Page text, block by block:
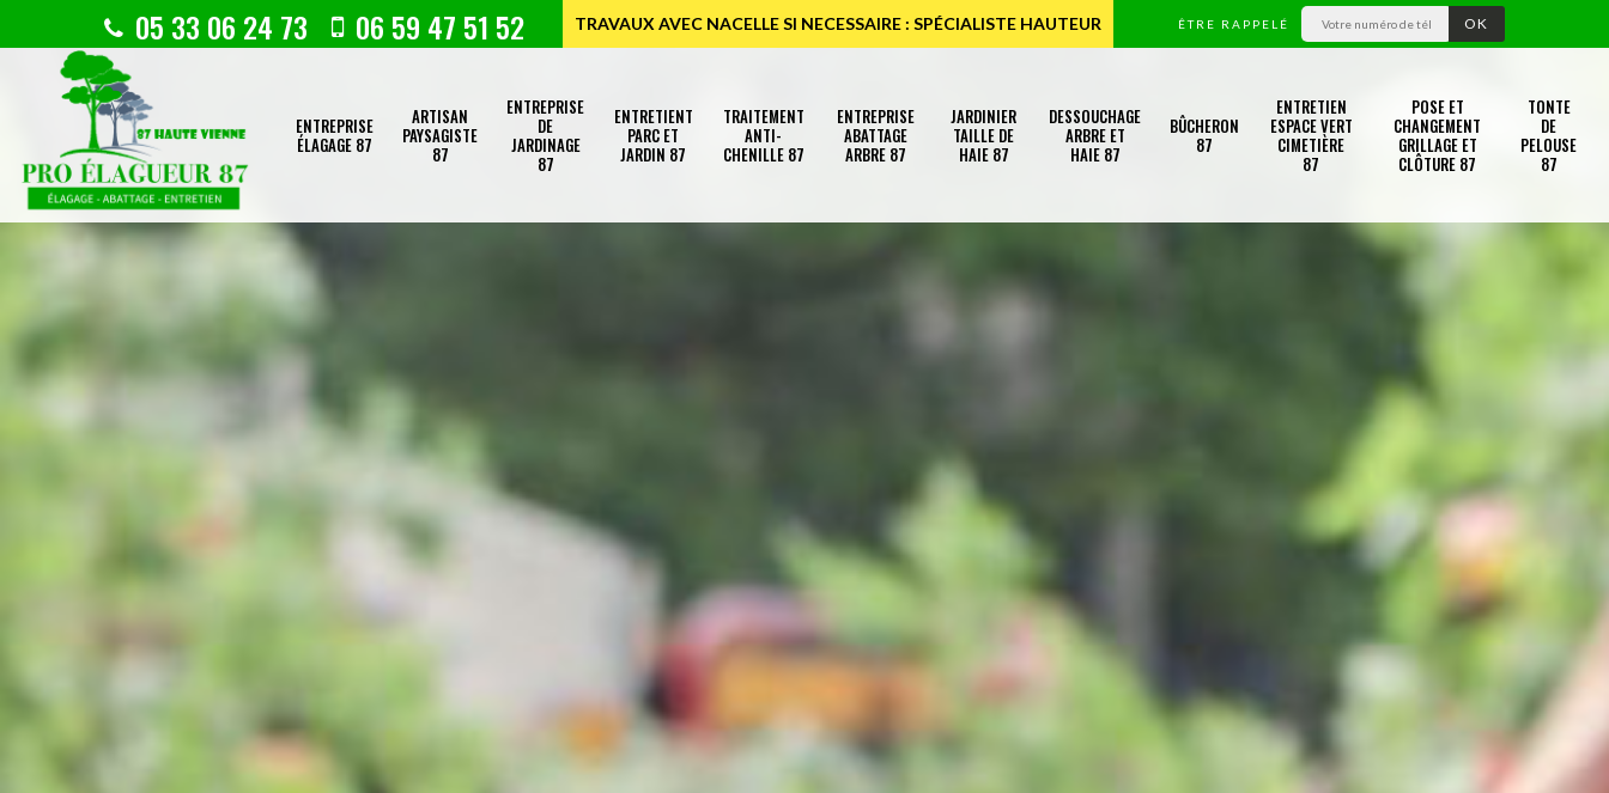
05 33 06 24 73 06 59 47 51 52 TRAVAUX AVEC NACELLE SI NECESSAIRE : SPÉCIALISTE HAUTEUR ÊTRE RAPPELÉ
ENTREPRISE
ÉLAGAGE 87
ARTISAN
PAYSAGISTE
87
ENTREPRISE
DE
JARDINAGE
87
ENTRETIENT
PARC ET
JARDIN 87
TRAITEMENT
ANTI-
CHENILLE 87
ENTREPRISE
ABATTAGE
ARBRE 87
JARDINIER
TAILLE DE
HAIE 87
DESSOUCHAGE
ARBRE ET
HAIE 87
BÛCHERON
87
ENTRETIEN
ESPACE VERT
CIMETIÈRE
87
POSE ET
CHANGEMENT
GRILLAGE ET
CLÔTURE 87
TONTE
DE
PELOUSE
87